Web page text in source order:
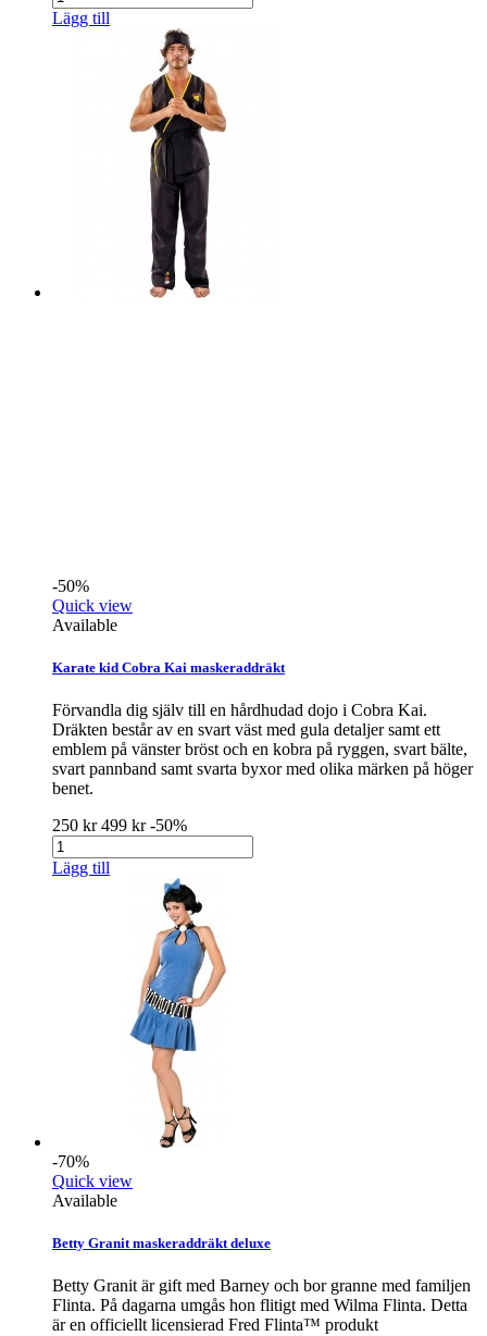
Lägg till
-50%
Quick view
Available
Karate kid Cobra Kai maskeraddräkt
Förvandla dig själv till en hårdhudad dojo i Cobra Kai.
Dräkten består av en svart väst med gula detaljer samt ett
emblem på vänster bröst och en kobra på ryggen, svart bälte,
svart pannband samt svarta byxor med olika märken på höger
benet.
250 kr499 kr-50%
Lägg till
-70%
Quick view
Available
Betty Granit maskeraddräkt deluxe
Betty Granit är gift med Barney och bor granne med familjen
Flinta. På dagarna umgås hon flitigt med Wilma Flinta. Detta
är en officiellt licensierad Fred Flinta™ produkt